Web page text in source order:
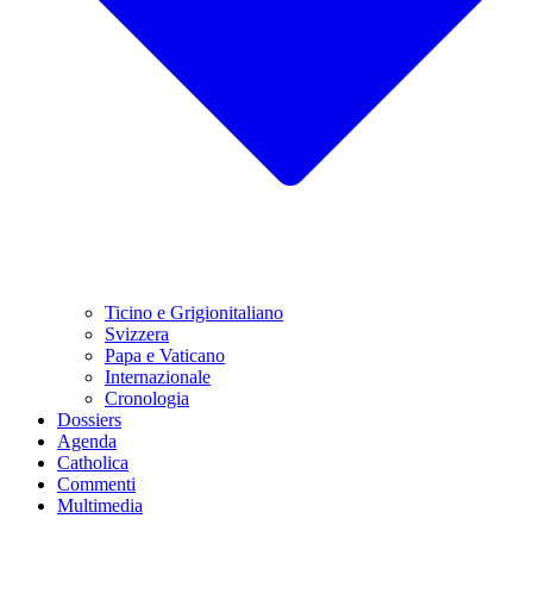
Ticino e Grigionitaliano
Svizzera
Papa e Vaticano
Internazionale
Cronologia
Dossiers
Agenda
Catholica
Commenti
Multimedia